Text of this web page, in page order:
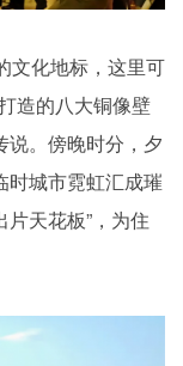
文化地标，这里可
造的八大铜像壁
说。傍晚时分，夕
时城市霓虹汇成璀
天花板”，为住